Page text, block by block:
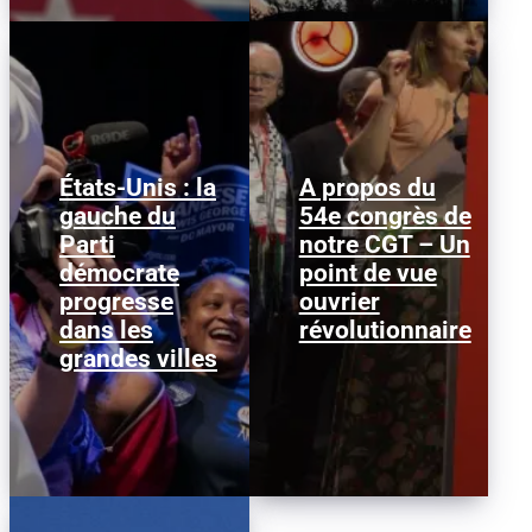
États-Unis : la
gauche du
Parti
démocrate
progresse
dans les
grandes villes
Janeese Lewis George a
remporté la primaire
démocrate pour la
mairie de Washington
D.C., ce qui...
A propos du
54e congrès de
notre CGT – Un
point de vue
ouvrier
révolutionnaire
Nous publions ci-
dessous ce texte afin
d’alimenter le débat au
sein de la CGT, dans la
perspective...